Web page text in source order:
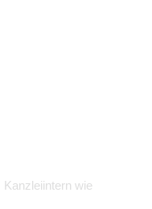
Kanzleiintern wie